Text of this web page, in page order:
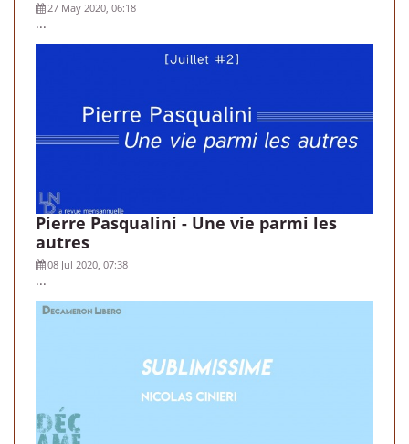
27 May 2020, 06:18
...
Pierre Pasqualini - Une vie parmi les
autres
08 Jul 2020, 07:38
...